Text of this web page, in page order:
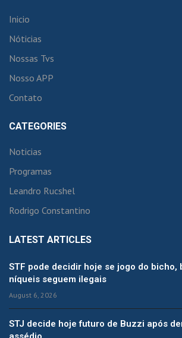
Inicio
Nóticias
Nossas Tvs
Nosso APP
Contato
CATEGORIES
Noticias
Programas
Leandro Rucshel
Rodrigo Constantino
LATEST ARTICLES
STF pode decidir hoje se jogo do bicho,
níqueis seguem ilegais
August 6, 2026
STJ decide hoje futuro de Buzzi após